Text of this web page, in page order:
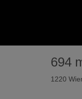
694
1220